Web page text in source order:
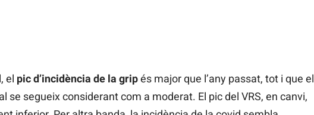
el pic d’incidència de la gripés major que l’any passat, tot i que el
se segueix considerant com a moderat. El pic del VRS, en canvi,